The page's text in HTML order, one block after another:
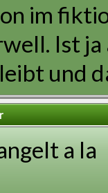
im
Ist
und
a la